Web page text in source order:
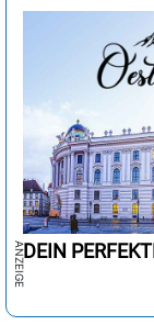
DEIN